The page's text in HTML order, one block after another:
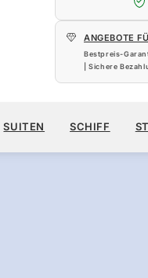
ANGEBOTE
Bestpreis-
| Sichere
INCLUSIVE PLUS
SUITEN SCHIFF